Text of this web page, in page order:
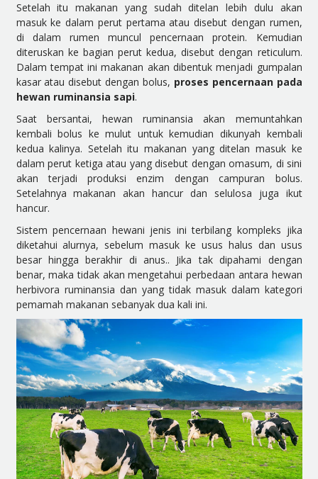
Setelah itu makanan yang sudah ditelan lebih dulu akan
masuk ke dalam perut pertama atau disebut dengan rumen,
di dalam rumen muncul pencernaan protein. Kemudian
diteruskan ke bagian perut kedua, disebut dengan reticulum.
Dalam tempat ini makanan akan dibentuk menjadi gumpalan
kasar atau disebut dengan bolus, proses pencernaan pada
hewan ruminansia sapi.
Saat bersantai, hewan ruminansia akan memuntahkan
kembali bolus ke mulut untuk kemudian dikunyah kembali
kedua kalinya. Setelah itu makanan yang ditelan masuk ke
dalam perut ketiga atau yang disebut dengan omasum, di sini
akan terjadi produksi enzim dengan campuran bolus.
Setelahnya makanan akan hancur dan selulosa juga ikut
hancur.
Sistem pencernaan hewani jenis ini terbilang kompleks jika
diketahui alurnya, sebelum masuk ke usus halus dan usus
besar hingga berakhir di anus.. Jika tak dipahami dengan
benar, maka tidak akan mengetahui perbedaan antara hewan
herbivora ruminansia dan yang tidak masuk dalam kategori
pemamah makanan sebanyak dua kali ini.